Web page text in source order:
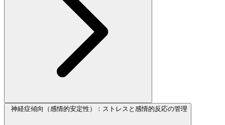
神経症傾向（感情的安定性）：ストレスと感情的反応の管理